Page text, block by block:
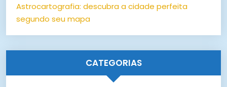
Astrocartografia: descubra a cidade perfeita
segundo seu mapa
CATEGORIAS